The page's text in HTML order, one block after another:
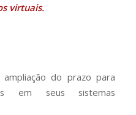
virtuais.
do prazo para
em seus sistemas